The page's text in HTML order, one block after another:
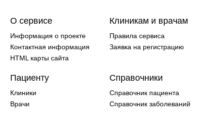
О сервисе
Информация о проекте
Контактная информация
HTML карты сайта
Клиникам и врачам
Правила сервиса
Заявка на регистрацию
Пациенту
Клиники
Врачи
Справочники
Справочник пациента
Справочник заболеваний